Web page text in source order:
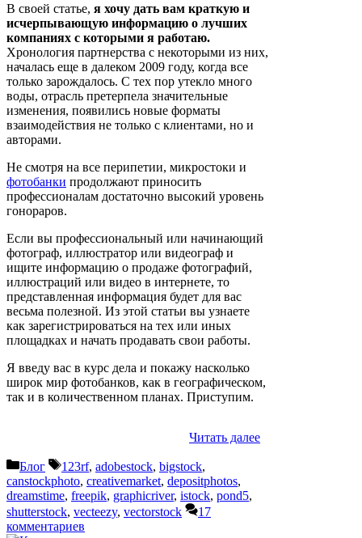
В своей статье, я хочу дать вам краткую и
исчерпывающую информацию о лучших
компаниях с которыми я работаю.
Хронология партнерства с некоторыми из них,
началась еще в далеком 2009 году, когда все
только зарождалось. С тех пор утекло много
воды, отрасль претерпела значительные
изменения, появились новые форматы
взаимодействия не только с клиентами, но и
авторами.
Не смотря на все перипетии, микростоки и
фотобанки продолжают приносить
профессионалам достаточно высокий уровень
гонораров.
Если вы профессиональный или начинающий
фотограф, иллюстратор или видеограф и
ищите информацию о продаже фотографий,
иллюстраций или видео в интернете, то
представленная информация будет для вас
весьма полезной. Из этой статьи вы узнаете
как зарегистрироваться на тех или иных
площадках и начать продавать свои работы.
Я введу вас в курс дела и покажу насколько
широк мир фотобанков, как в географическом,
так и в количественном планах. Приступим.
Читать далее
Рубрики
Блог Метки
123rf, adobestock, bigstock,
canstockphoto, creativemarket, depositphotos,
dreamstime, freepik, graphicriver, istock, pond5,
shutterstock, vecteezy, vectorstock
17
комментариев